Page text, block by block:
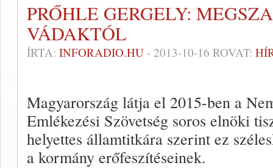
PRŐHLE GERGELY:
VÁDAKTÓL
ÍRTA: INFORADIO.HU - 2013-10-16 ROVAT:
Magyarország látja el 2015-ben a
Emlékezési Szövetség soros elnöki
helyettes államtitkára szerint ez
a kormány erőfeszítéseinek.